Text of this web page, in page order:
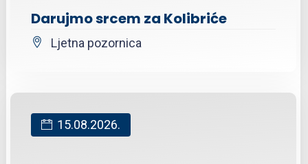
Darujmo srcem za Kolibriće
Ljetna pozornica
15.08.2026.